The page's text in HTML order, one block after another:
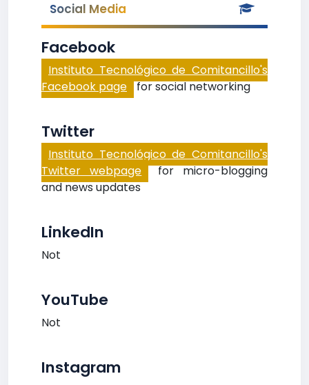
Social Media
Facebook
Instituto Tecnológico de Comitancillo's
Facebook page for social networking
Twitter
Instituto Tecnológico de Comitancillo's
Twitter webpage for micro-blogging
and news updates
LinkedIn
Not
YouTube
Not
Instagram